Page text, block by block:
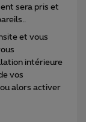
sera pris et
et vous
intérieure
vos
alors activer